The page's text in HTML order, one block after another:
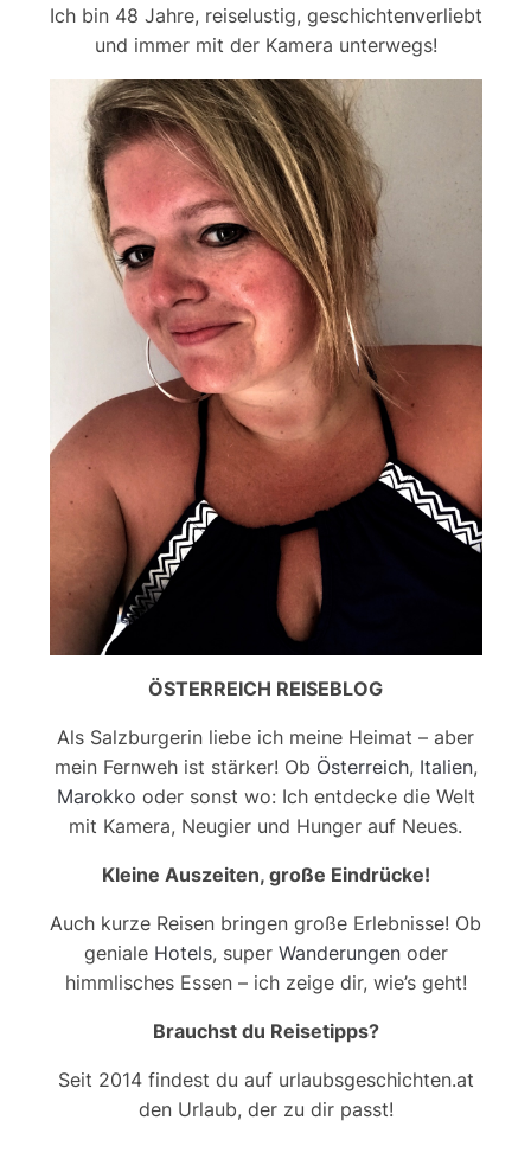
Ich bin 48 Jahre, reiselustig, geschichtenverliebt
und immer mit der Kamera unterwegs!
ÖSTERREICH REISEBLOG
Als Salzburgerin liebe ich meine Heimat – aber
mein Fernweh ist stärker! Ob Österreich, Italien,
Marokko oder sonst wo: Ich entdecke die Welt
mit Kamera, Neugier und Hunger auf Neues.
Kleine Auszeiten, große Eindrücke!
Auch kurze Reisen bringen große Erlebnisse! Ob
geniale Hotels, super Wanderungenoder
himmlisches Essen – ich zeige dir, wie’s geht!
Brauchst du Reisetipps?
Seit 2014 findest du auf urlaubsgeschichten.at
den Urlaub, der zu dir passt!